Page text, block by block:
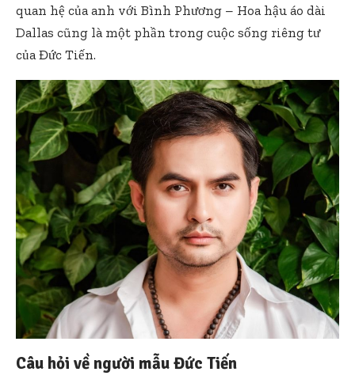
quan hệ của anh với Bình Phương – Hoa hậu áo dài
Dallas cũng là một phần trong cuộc sống riêng tư
của Đức Tiến.
Câu hỏi về người mẫu Đức Tiến